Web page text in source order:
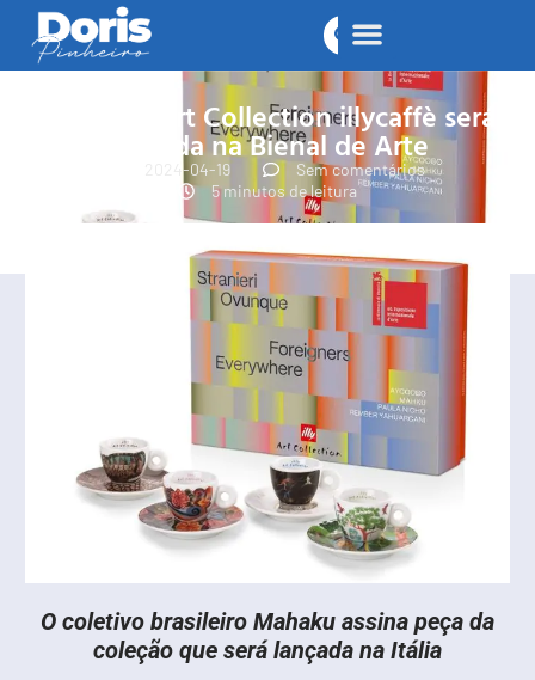
Nova illy Art Collection illycaffè será
lançada na Bienal de Arte
2024-04-19
Sem comentários
5 minutos de leitura
O coletivo brasileiro Mahaku assina peça da
coleção que será lançada na Itália